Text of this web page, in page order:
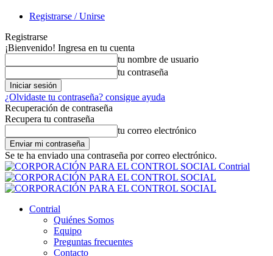
Registrarse / Unirse
Registrarse
¡Bienvenido! Ingresa en tu cuenta
tu nombre de usuario
tu contraseña
¿Olvidaste tu contraseña? consigue ayuda
Recuperación de contraseña
Recupera tu contraseña
tu correo electrónico
Se te ha enviado una contraseña por correo electrónico.
Contrial
Contrial
Quiénes Somos
Equipo
Preguntas frecuentes
Contacto